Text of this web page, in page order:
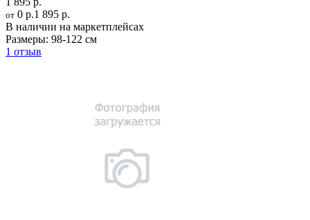
от 0 р.1 895 р.
В наличии на маркетплейсах
Размеры: 98-122 см
1 отзыв